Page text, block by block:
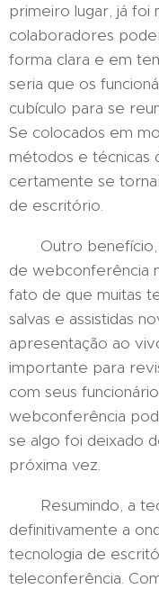
primeiro lugar, já foi
colaboradores
forma clara e em
seria que os
cubículo para se
Se colocados em
métodos e técnicas
certamente se
de escritório.
Outro benefício,
de webconferência
fato de que muitas
salvas e assistidas
apresentação ao
importante para
com seus
webconferência
se algo foi deixado
próxima vez.
Resumindo, a
definitivamente a
tecnologia de
teleconferência.